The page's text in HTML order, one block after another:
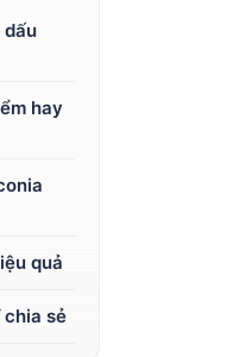
dấu
hay
quả
chia sẻ